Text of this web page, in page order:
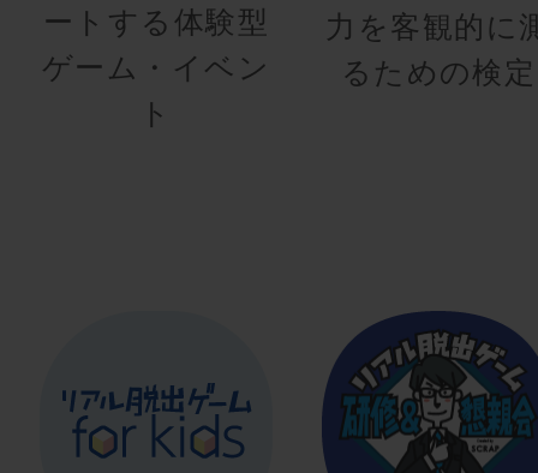
ートする体験型
ゲーム・イベン
ト
力を客観的に
るための検定